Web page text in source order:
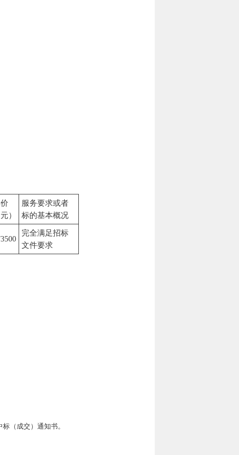
元）
服务要求或者
标的基本概况
完全满足招标
文件要求
（成交）通知书。